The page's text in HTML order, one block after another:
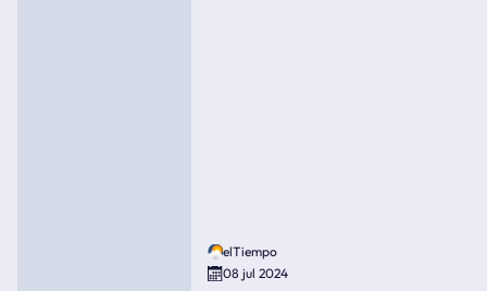
elTiempo
08 jul 2024